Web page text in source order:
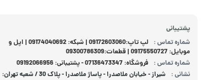
پشتیبانی
شماره تماس :
لپ تاپ:09172603060 | شبکه: 09174040692 | اپل و
موبایل: 09175550727 | قطعات:09300786309
شماره تماس : فروشگاه: 07136473347 - پشتیبانی: 09192066956
نشانی :
شیراز - خیابان ملاصدرا - پاساژ ملاصدرا - پلاک 30 / شعبه تهران: